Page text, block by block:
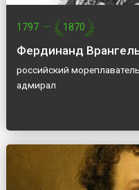
1797 — 1870
Фердинанд
российский
адмирал